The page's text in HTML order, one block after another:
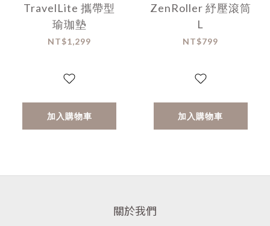
TravelLite 攜帶型
瑜珈墊
NT$1,299
加入購物車
ZenRoller 紓壓滾筒
L
NT$799
加入購物車
關於我們